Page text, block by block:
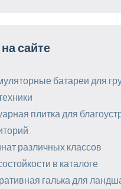
сайте
батареи для
плитка для
различных классов
в каталоге
галька для